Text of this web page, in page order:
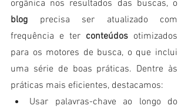
blog precisa ser atualizado com
frequência e ter conteúdos otimizados
para os motores de busca, o que inclui
uma série de boas práticas. Dentre às
práticas mais eficientes, destacamos:
Usar palavras-chave ao longo do